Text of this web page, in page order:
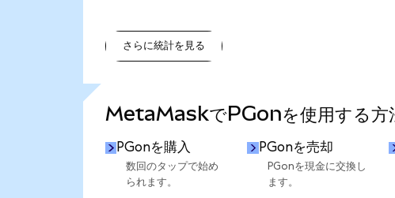
さらに統計を見る
MetaMaskでPGonを使用する方
PGonを購入
数回のタップで始め
られます。
PGonを売却
PGonを現金に交換し
ます。